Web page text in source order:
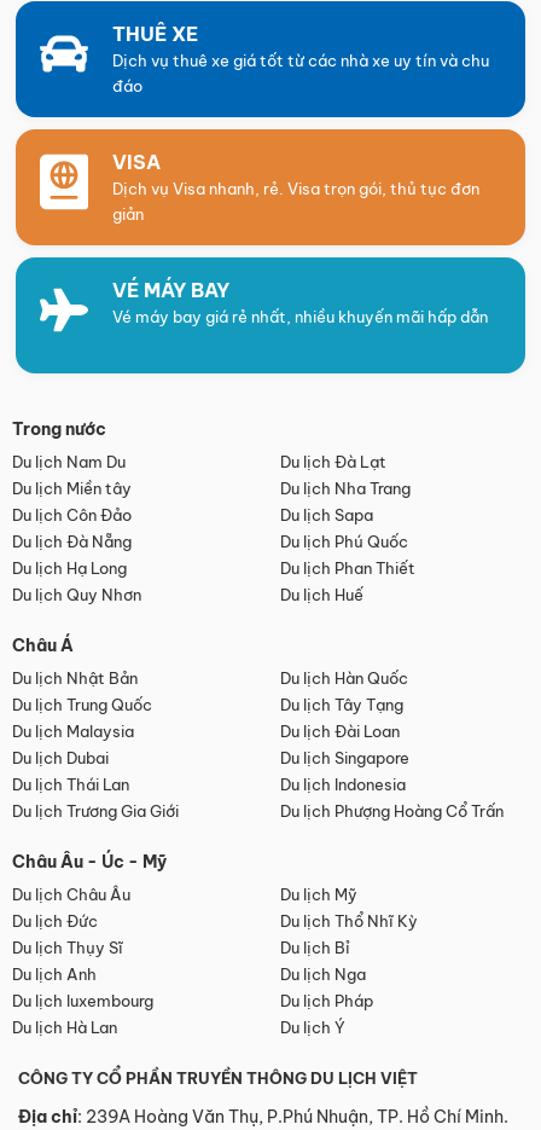
THUÊ XE
Dịch vụ thuê xe giá tốt từ các nhà xe uy tín và chu
đáo
VISA
Dịch vụ Visa nhanh, rẻ. Visa trọn gói, thủ tục đơn
giản
VÉ MÁY BAY
Vé máy bay giá rẻ nhất, nhiều khuyến mãi hấp dẫn
Trong nước
Du lịch Nam Du
Du lịch Đà Lạt
Du lịch Miền tây
Du lịch Nha Trang
Du lịch Côn Đảo
Du lịch Sapa
Du lịch Đà Nẵng
Du lịch Phú Quốc
Du lịch Hạ Long
Du lịch Phan Thiết
Du lịch Quy Nhơn
Du lịch Huế
Châu Á
Du lịch Nhật Bản
Du lịch Hàn Quốc
Du lịch Trung Quốc
Du lịch Tây Tạng
Du lịch Malaysia
Du lịch Đài Loan
Du lịch Dubai
Du lịch Singapore
Du lịch Thái Lan
Du lịch Indonesia
Du lịch Trương Gia Giới
Du lịch Phượng Hoàng Cổ Trấn
Châu Âu - Úc - Mỹ
Du lịch Châu Âu
Du lịch Mỹ
Du lịch Đức
Du lịch Thổ Nhĩ Kỳ
Du lịch Thụy Sĩ
Du lịch Bỉ
Du lịch Anh
Du lịch Nga
Du lịch luxembourg
Du lịch Pháp
Du lịch Hà Lan
Du lịch Ý
CÔNG TY CỔ PHẦN TRUYỀN THÔNG DU LỊCH VIỆT
Địa chỉ: 239A Hoàng Văn Thụ, P.Phú Nhuận, TP. Hồ Chí Minh.